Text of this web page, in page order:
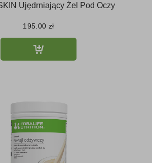
Ujędrniający Żel Pod Oczy
195.00 zł